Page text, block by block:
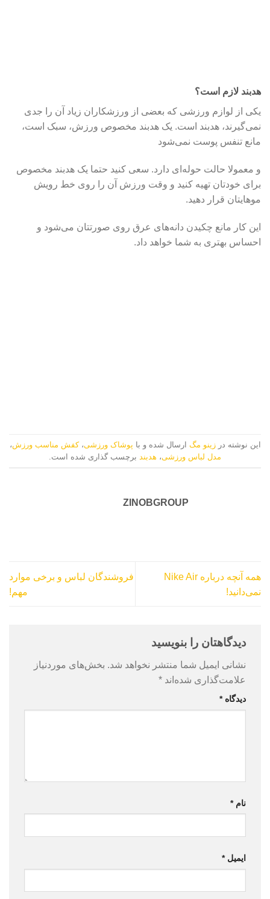
هدبند لازم است؟
یکی از لوازم ورزشی که بعضی از ورزشکاران زیاد آن را جدی
نمی‌گیرند، هدبند است. یک هدبند مخصوص ورزش، سبک است،
مانع تنفس پوست نمی‌شود
و معمولا حالت حوله‌ای دارد. سعی کنید حتما یک هدبند مخصوص
برای خودتان تهیه کنید و وقت ورزش آن را روی خط رویش
موهایتان قرار دهید.
این کار مانع چکیدن دانه‌های عرق روی صورتتان می‌شود و
احساس بهتری به شما خواهد داد.
این نوشته درزینو مگ ارسال شده و با پوشاک ورزشی،کفش مناسب ورزش،
مدل لباس ورزشی، هدبند برچسب گذاری شده است.
ZINOBGROUP
همه آنچه درباره Nike Air
نمی‌دانید!
فروشندگان لباس و برخی موارد
مهم!
دیدگاهتان را بنویسید
نشانی ایمیل شما منتشر نخواهد شد. بخش‌های موردنیاز
علامت‌گذاری شده‌اند *
دیدگاه*
نام*
ایمیل*